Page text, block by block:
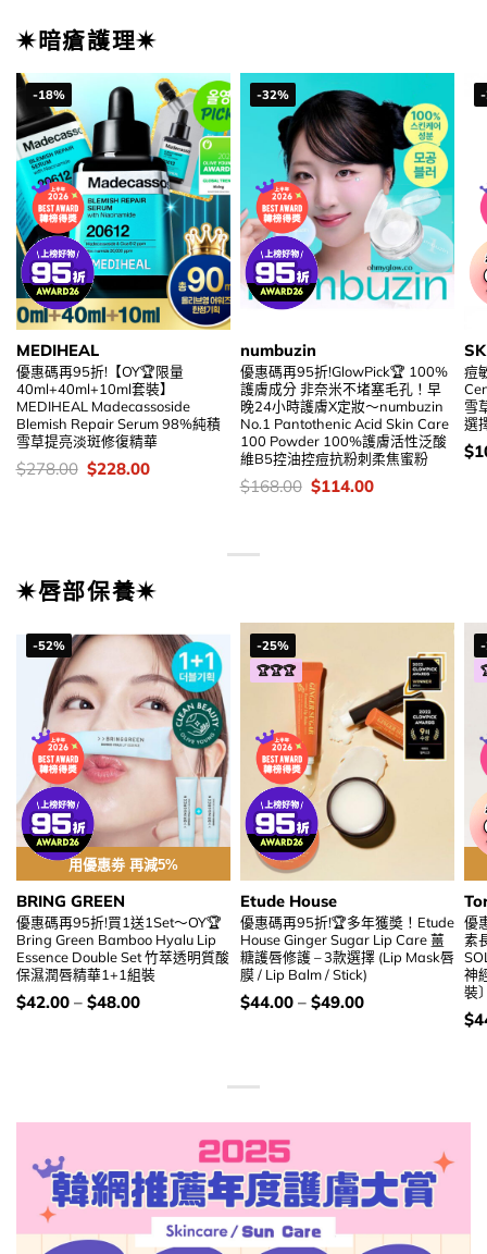
✷暗瘡護理✷
-18%
MEDIHEAL
優惠碼再95折!【OY🏆限量
40ml+40ml+10ml套裝】
MEDIHEAL Madecassoside
Blemish Repair Serum 98%純積
雪草提亮淡斑修復精華
價
錢：
$278.00 Original
price
$228.00Current
-32%
numbuzin
優惠碼再95折!GlowPick🏆 100%
護膚成分 非奈米不堵塞毛孔！早
晚24小時護膚X定妝～numbuzin
No.1 Pantothenic Acid Skin Care
100 Powder 100%護膚活性泛酸
維B5控油控痘抗粉刺柔焦蜜粉
價
錢：
$168.00 Original
price
$114.00Current
痘
雪
選
價
錢
$
✷唇部保養✷
-52%
用優惠劵 再減5%
BRING GREEN
優惠碼再95折!買1送1Set～OY🏆
Bring Green Bamboo Hyalu Lip
Essence Double Set 竹萃透明質酸
保濕潤唇精華1+1組裝
價
錢：
$42.00– $48.00
-25%
🏆🏆🏆
Etude House
優惠碼再95折!🏆多年獲奬！Etude
House Ginger Sugar Lip Care 薑
糖護唇修護 – 3款選擇 (Lip Mask唇
膜 / Lip Balm / Stick)
價
錢：
$44.00– $49.00
優
素
神
裝
價
錢
$